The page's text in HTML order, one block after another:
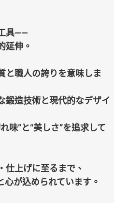
具——
延伸。
と職人の誇りを意味しま
鍛造技術と現代的なデザイ
味”と“美しさ”を追求して
仕上げに至るまで、
心が込められています。